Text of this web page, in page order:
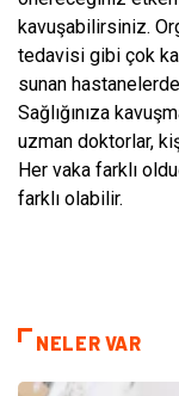
kavuşabilirsiniz.
tedavisi gibi çok
sunan
Sağlığınıza
uzman doktorlar,
Her vaka farklı
farklı olabilir.
NELER VAR